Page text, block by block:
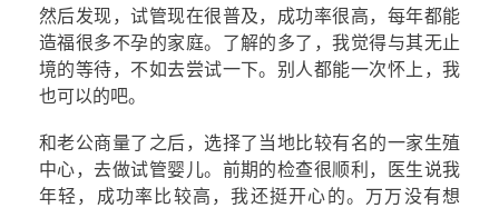
然后发现，试管现在很普及，成功率很高，每年都能
造福很多不孕的家庭。了解的多了，我觉得与其无止
境的等待，不如去尝试一下。别人都能一次怀上，我
也可以的吧。
和老公商量了之后，选择了当地比较有名的一家生殖
中心，去做试管婴儿。前期的检查很顺利，医生说我
年轻，成功率比较高，我还挺开心的。万万没有想